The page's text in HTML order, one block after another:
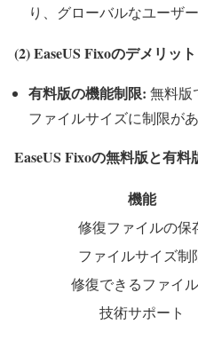
り、グローバルなユーザ
(2) EaseUS Fixoのデメリット
有料版の機能制限: 無料版
ファイルサイズに制限が
EaseUS Fixoの無料版と有料
機能
修復ファイルの保
ファイルサイズ制
修復できるファイ
技術サポート